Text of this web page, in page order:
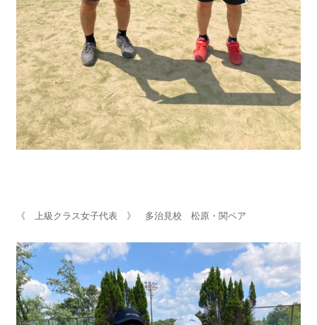
《 上級クラス女子代表 》 多治見校 松原・関ペア